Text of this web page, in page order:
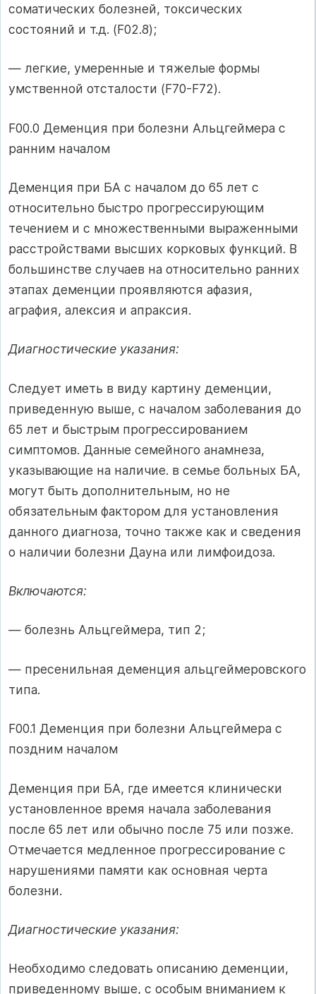
соматических болезней, токсических
состояний и т.д. (F02.8);
— легкие, умеренные и тяжелые формы
умственной отсталости (F70-F72).
F00.0 Деменция при болезни Альцгеймера с
ранним началом
Деменция при БА с началом до 65 лет с
относительно быстро прогрессирующим
течением и с множественными выраженными
расстройствами высших корковых функций. В
большинстве случаев на относительно ранних
этапах деменции проявляются афазия,
аграфия, алексия и апраксия.
Диагностические указания:
Следует иметь в виду картину деменции,
приведенную выше, с началом заболевания до
65 лет и быстрым прогрессированием
симптомов. Данные семейного анамнеза,
указывающие на наличие. в семье больных БА,
могут быть дополнительным, но не
обязательным фактором для установления
данного диагноза, точно также как и сведения
о наличии болезни Дауна или лимфоидоза.
Включаются:
— болезнь Альцгеймера, тип 2;
— пресенильная деменция альцгеймеровского
типа.
F00.1 Деменция при болезни Альцгеймера с
поздним началом
Деменция при БА, где имеется клинически
установленное время начала заболевания
после 65 лет или обычно после 75 или позже.
Отмечается медленное прогрессирование с
нарушениями памяти как основная черта
болезни.
Диагностические указания:
Необходимо следовать описанию деменции,
приведенному выше, с особым вниманием к